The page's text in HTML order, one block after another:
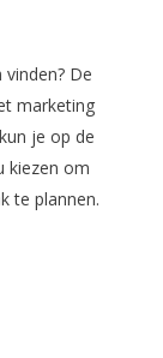
De
marketing
je op de
kiezen om
te plannen.